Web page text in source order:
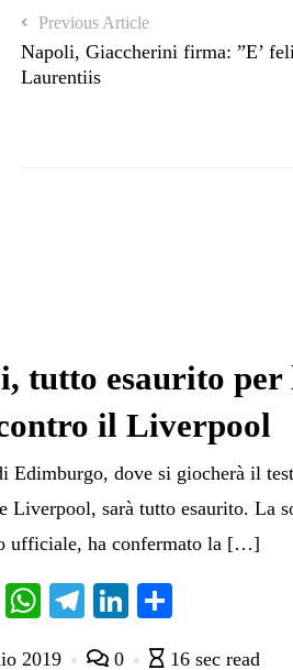
Previous Article
Napoli, Giaccherini firma: ”E’
Laurentiis
tutto esaurito per
il Liverpool
Edimburgo, dove si giocherà il
Liverpool, sarà tutto esaurito. La
ufficiale, ha confermato la […]
T
W
Te
Li
2019 0 16 sec read